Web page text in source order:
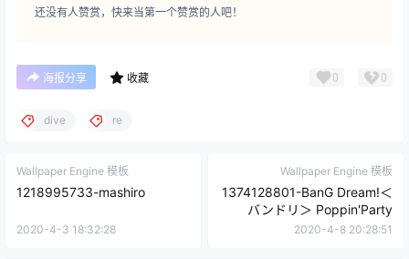
还没有人赞赏，快来当第一个赞赏的人吧！
海报分享 收藏 0 0
dive re
Wallpaper Engine 模板
1218995733-mashiro
2020-4-3 18:32:28
Wallpaper Engine 模板
1374128801-BanG Dream!＜
バンドリ＞ Poppin'Party
2020-4-8 20:28:51